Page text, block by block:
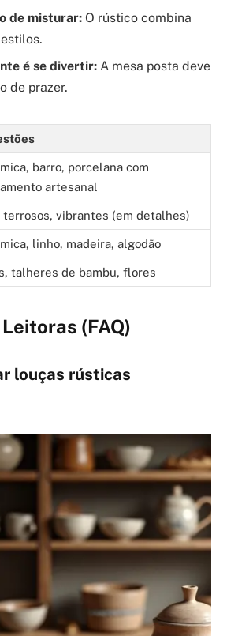
de misturar: O rústico combina
é se divertir: A mesa posta deve
de prazer.
barro, porcelana com
artesanal
terrosos, vibrantes (em detalhes)
linho, madeira, algodão
talheres de bambu, flores
(FAQ)
louças rústicas